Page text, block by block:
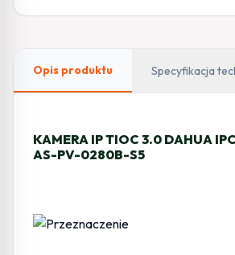
0280B-
Opis produktu Specyfikacja
KAMERA IP TIOC 3.0 DAHUA
AS-PV-0280B-S5